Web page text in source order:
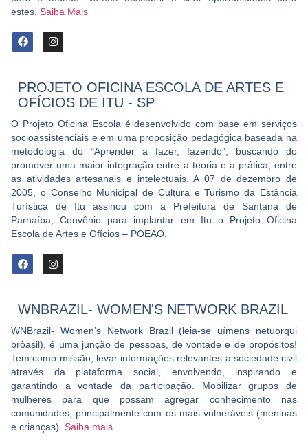
estes. Saiba Mais
PROJETO OFICINA ESCOLA DE ARTES E
OFÍCIOS DE ITU - SP
O Projeto Oficina Escola é desenvolvido com base em serviços
socioassistenciais e em uma proposição pedagógica baseada na
metodologia do “Aprender a fazer, fazendo”, buscando do
promover uma maior integração entre a teoria e a prática, entre
as atividades artesanais e intelectuais. A 07 de dezembro de
2005, o Conselho Municipal de Cultura e Turismo da Estância
Turística de Itu assinou com a Prefeitura de Santana de
Parnaíba, Convênio para implantar em Itu o Projeto Oficina
Escola de Artes e Ofícios – POEAO.
WNBRAZIL- WOMEN'S NETWORK BRAZIL
WNBrazil- Women’s Network Brazil (leia-se uímens netuorqui
brôasil), é uma junção de pessoas, de vontade e de propósitos!
Tem como missão, levar informações relevantes a sociedade civil
através da plataforma social, envolvendo, inspirando e
garantindo a vontade da participação. Mobilizar grupos de
mulheres para que possam agregar conhecimento nas
comunidades, principalmente com os mais vulneráveis (meninas
e crianças). Saiba mais.